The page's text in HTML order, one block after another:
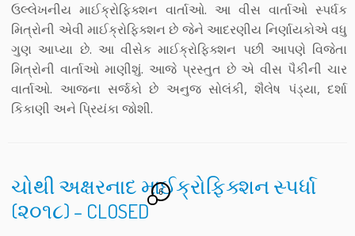
ઉલ્લેખનીય માઈક્રોફિક્શન વાર્તાઓ. આ વીસ વાર્તાઓ સ્પર્ધક
મિત્રોની એવી માઈક્રોફિક્શન છે જેને આદરણીય નિર્ણાયકોએ વધુ
ગુણ આપ્યા છે. આ વીસેક માઈક્રોફિક્શન પછી આપણે વિજેતા
મિત્રોની વાર્તાઓ માણીશું. આજે પ્રસ્તુત છે એ વીસ પૈકીની ચાર
વાર્તાઓ. આજના સર્જકો છે અનુજ સોલંકી, શૈલેષ પંડ્યા, દર્શા
કિકાણી અને પ્રિયંકા જોશી.
ચોથી અક્ષરનાદ માઈક્રોફિક્શન સ્પર્ધા
(૨૦૧૮)‌‌‌‌‌‌‌‌‌‌‌‌‌‌‌‌‌‌‌‌‌‌‌‌‌‌‌ – CLOSED
6